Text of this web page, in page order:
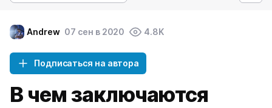
Andrew 07 сен в 2020 4.8K
Подписаться на автора
В чем заключаются